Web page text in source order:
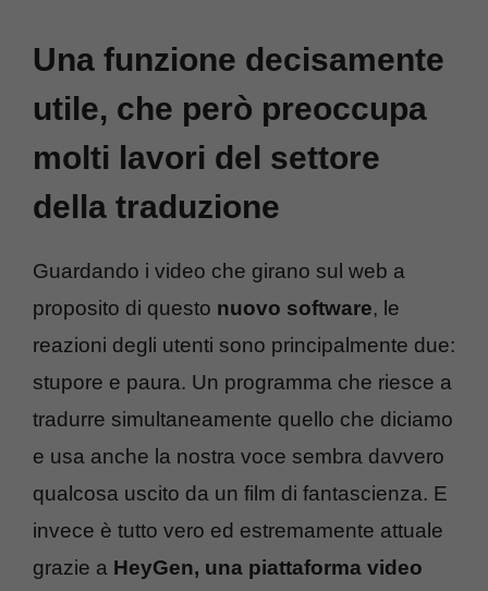
Una funzione decisamente
utile, che però preoccupa
molti lavori del settore
della traduzione
Guardando i video che girano sul web a
proposito di questo nuovo software, le
reazioni degli utenti sono principalmente due:
stupore e paura. Un programma che riesce a
tradurre simultaneamente quello che diciamo
e usa anche la nostra voce sembra davvero
qualcosa uscito da un film di fantascienza. E
invece è tutto vero ed estremamente attuale
grazie a HeyGen, una piattaforma video